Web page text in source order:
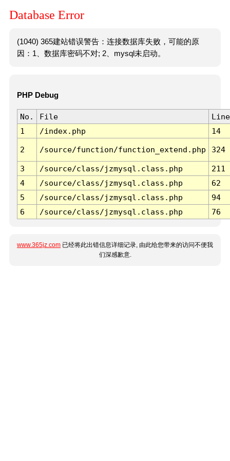
Database Error
(1040) 365建站错误警告：连接数据库失败，可能的原
因：1、数据库密码不对; 2、mysql未启动。
PHP Debug
No. File
Line
1
/index.php 14
2 /source/function/function_extend.php 324
3 /source/class/jzmysql.class.php
211
4
/source/class/jzmysql.class.php
62
5
/source/class/jzmysql.class.php
94
6
/source/class/jzmysql.class.php 76
www.365jz.com 已经将此出错信息详细记录, 由此给您带来的访问不便我
们深感歉意.